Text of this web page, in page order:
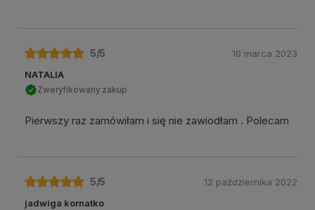
5/5
NATALIA
Zweryfikowany zakup
Pierwszy raz zamówiłam i się nie zawiodłam . Polecam
10 marca 2023
5/5
jadwiga kornatko
12 października 2022